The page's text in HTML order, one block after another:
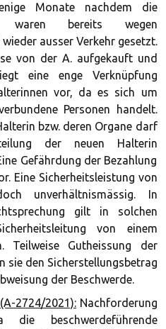
Monate nachdem die
waren bereits wegen
ausser Verkehr gesetzt.
von der A. aufgekauft und
eine enge Verknüpfung
vor, da es sich um
Personen handelt.
bzw. deren Organe darf
der neuen Halterin
Gefährdung der Bezahlung
Eine Sicherheitsleistung von
unverhältnismässig. In
gilt in solchen
von einem
Teilweise Gutheissung der
sie den Sicherstellungsbetrag
der Beschwerde.
2724/2021): Nachforderung
beschwerdeführende